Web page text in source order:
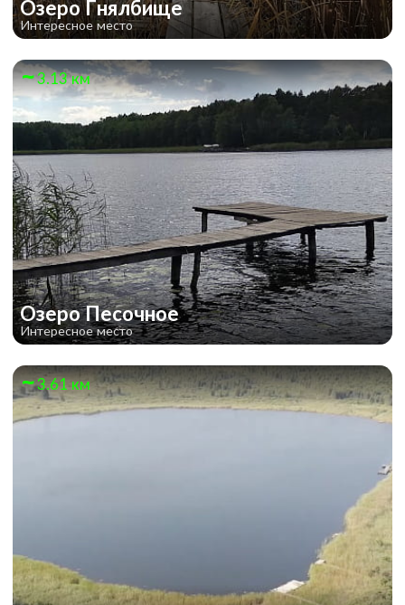
Озеро Гнялбище
Интересное место
3.13 км
Озеро Песочное
Интересное место
3.61 км